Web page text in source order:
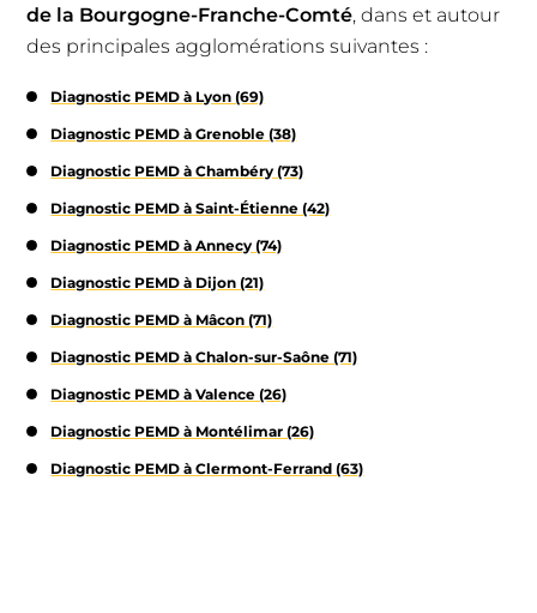
de la Bourgogne-Franche-Comté, dans et autour
des principales agglomérations suivantes :
Diagnostic PEMD à Lyon (69)
Diagnostic PEMD à Grenoble (38)
Diagnostic PEMD à Chambéry (73)
Diagnostic PEMD à Saint-Étienne (42)
Diagnostic PEMD à Annecy (74)
Diagnostic PEMD à Dijon (21)
Diagnostic PEMD à Mâcon (71)
Diagnostic PEMD à Chalon-sur-Saône (71)
Diagnostic PEMD à Valence (26)
Diagnostic PEMD à Montélimar (26)
Diagnostic PEMD à Clermont-Ferrand (63)